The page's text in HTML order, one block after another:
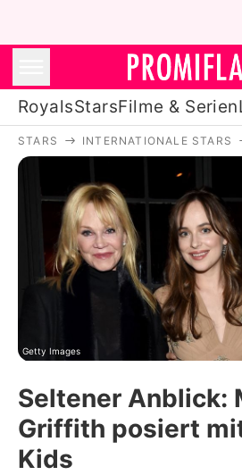
RoyalsStarsFilme & Serien
Royals
Stars
Filme &
Lifestyle
Familie &
Promiflash
Alle Themen auf
STARS INTERNATIONALE STARS
Getty Images
Seltener Anblick:
Griffith posiert
Kids